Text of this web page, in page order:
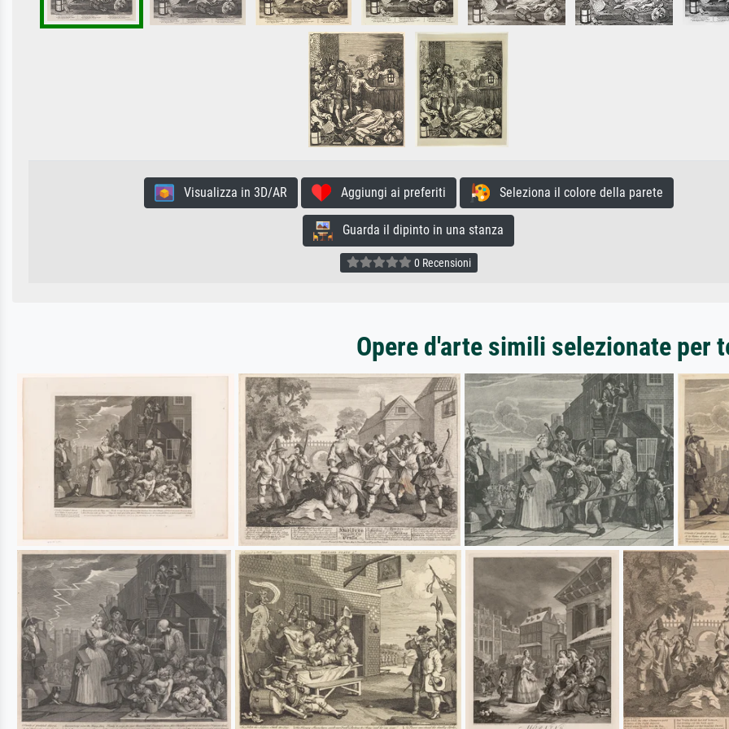
Visualizza in 3D/AR Aggiungi ai preferiti Seleziona il colore della parete
Guarda il dipinto in una stanza
0 Recensioni
Opere d'arte simili selezionate per